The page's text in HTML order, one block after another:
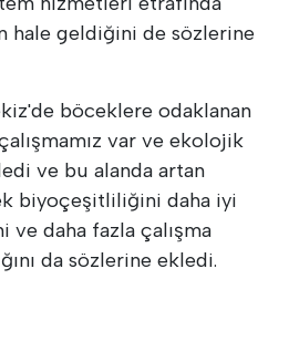
hale geldiğini de sözlerine
böceklere odaklanan
var ve ekolojik
ve bu alanda artan
biyoçeşitliliğini daha iyi
ve daha fazla çalışma
da sözlerine ekledi.